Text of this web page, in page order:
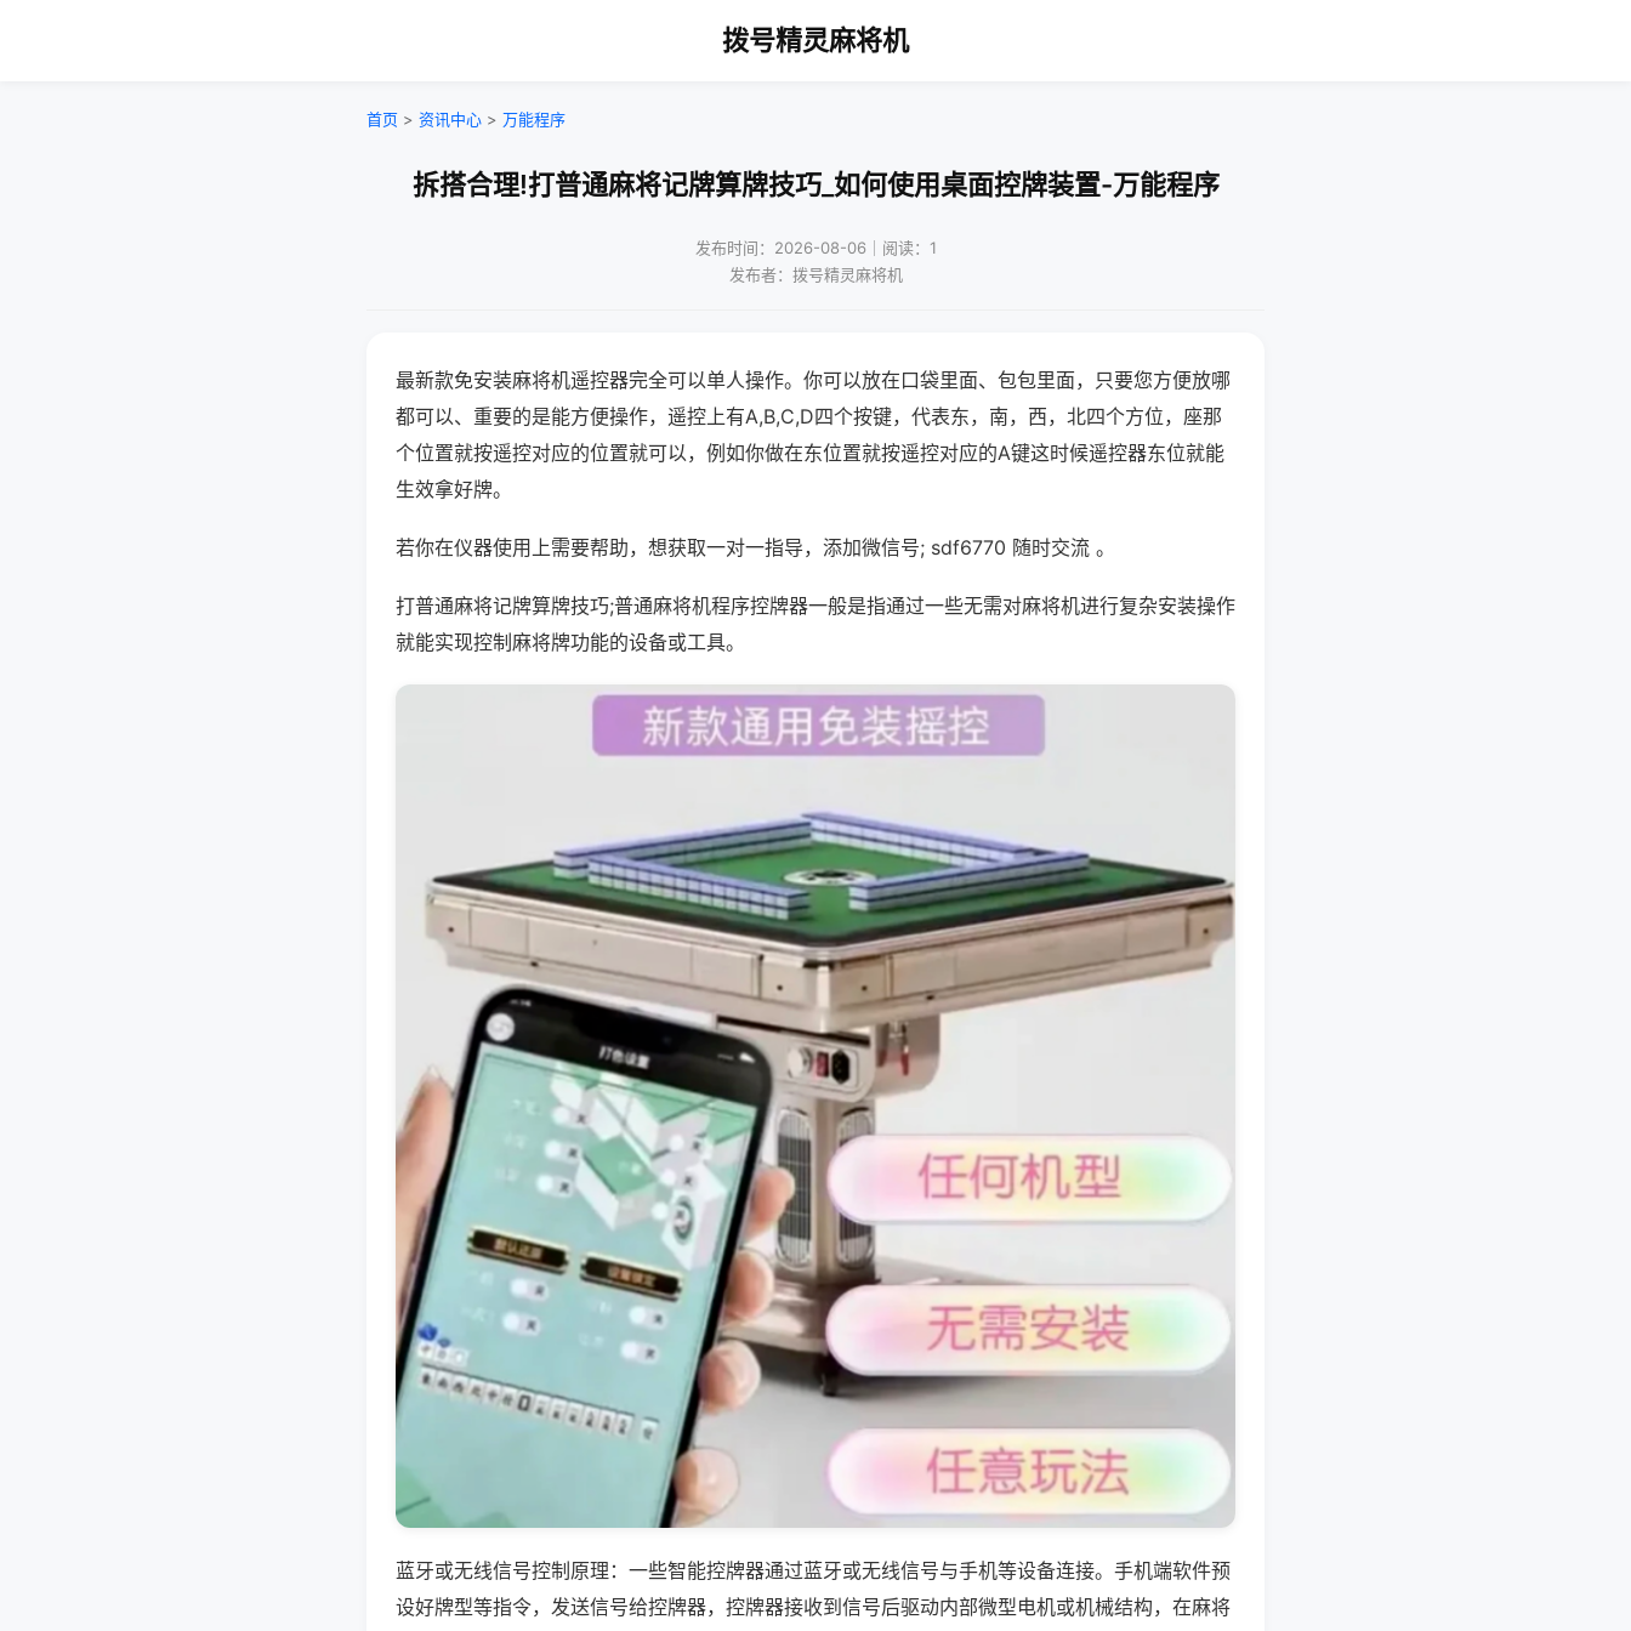
拨号精灵麻将机
首页 > 资讯中心 > 万能程序
拆搭合理!打普通麻将记牌算牌技巧_如何使用桌面控牌装置-万能程序
发布时间：2026-08-06｜阅读：1
发布者：拨号精灵麻将机
最新款免安装麻将机遥控器完全可以单人操作。你可以放在口袋里面、包包里面，只要您方便放哪
都可以、重要的是能方便操作，遥控上有A,B,C,D四个按键，代表东，南，西，北四个方位，座那
个位置就按遥控对应的位置就可以，例如你做在东位置就按遥控对应的A键这时候遥控器东位就能
生效拿好牌。
若你在仪器使用上需要帮助，想获取一对一指导，添加微信号; sdf6770 随时交流 。
打普通麻将记牌算牌技巧;普通麻将机程序控牌器一般是指通过一些无需对麻将机进行复杂安装操作
就能实现控制麻将牌功能的设备或工具。
蓝牙或无线信号控制原理：一些智能控牌器通过蓝牙或无线信号与手机等设备连接。手机端软件预
设好牌型等指令，发送信号给控牌器，控牌器接收到信号后驱动内部微型电机或机械结构，在麻将